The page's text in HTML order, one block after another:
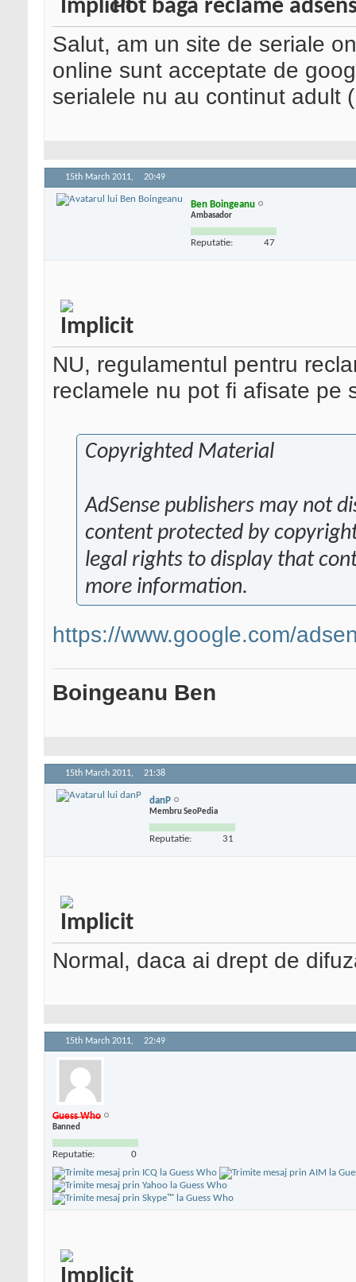
Pot baga reclame
Salut, am un site de seriale
online sunt acceptate de
serialele nu au continut adult
15th March 2011, 20:49
Ben Boingeanu
Ambasador
Reputatie: 47
NU, regulamentul pentru
reclamele nu pot fi afisate pe
Copyrighted Material
AdSense publishers may not
content protected by
legal rights to display that
more information.
https://www.google.com/
Boingeanu Ben
15th March 2011, 21:38
danP
Membru SeoPedia
Reputatie: 31
Normal, daca ai drept de
15th March 2011, 22:49
Guess Who
Banned
Reputatie: 0